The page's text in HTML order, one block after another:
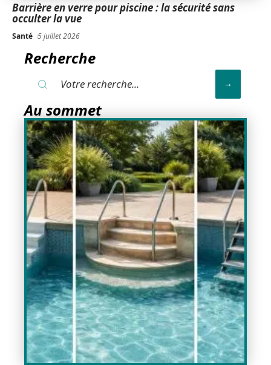
Barrière en verre pour piscine : la sécurité sans
occulter la vue
Santé 5 juillet 2026
Recherche
Au sommet